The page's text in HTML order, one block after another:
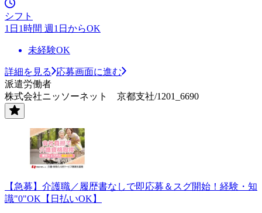
シフト
1日1時間 週1日からOK
未経験OK
詳細を見る
応募画面に進む
派遣労働者
株式会社ニッソーネット 京都支社/1201_6690
【急募】介護職／履歴書なしで即応募＆スグ開始！経験・知
識"0"OK【日払いOK】